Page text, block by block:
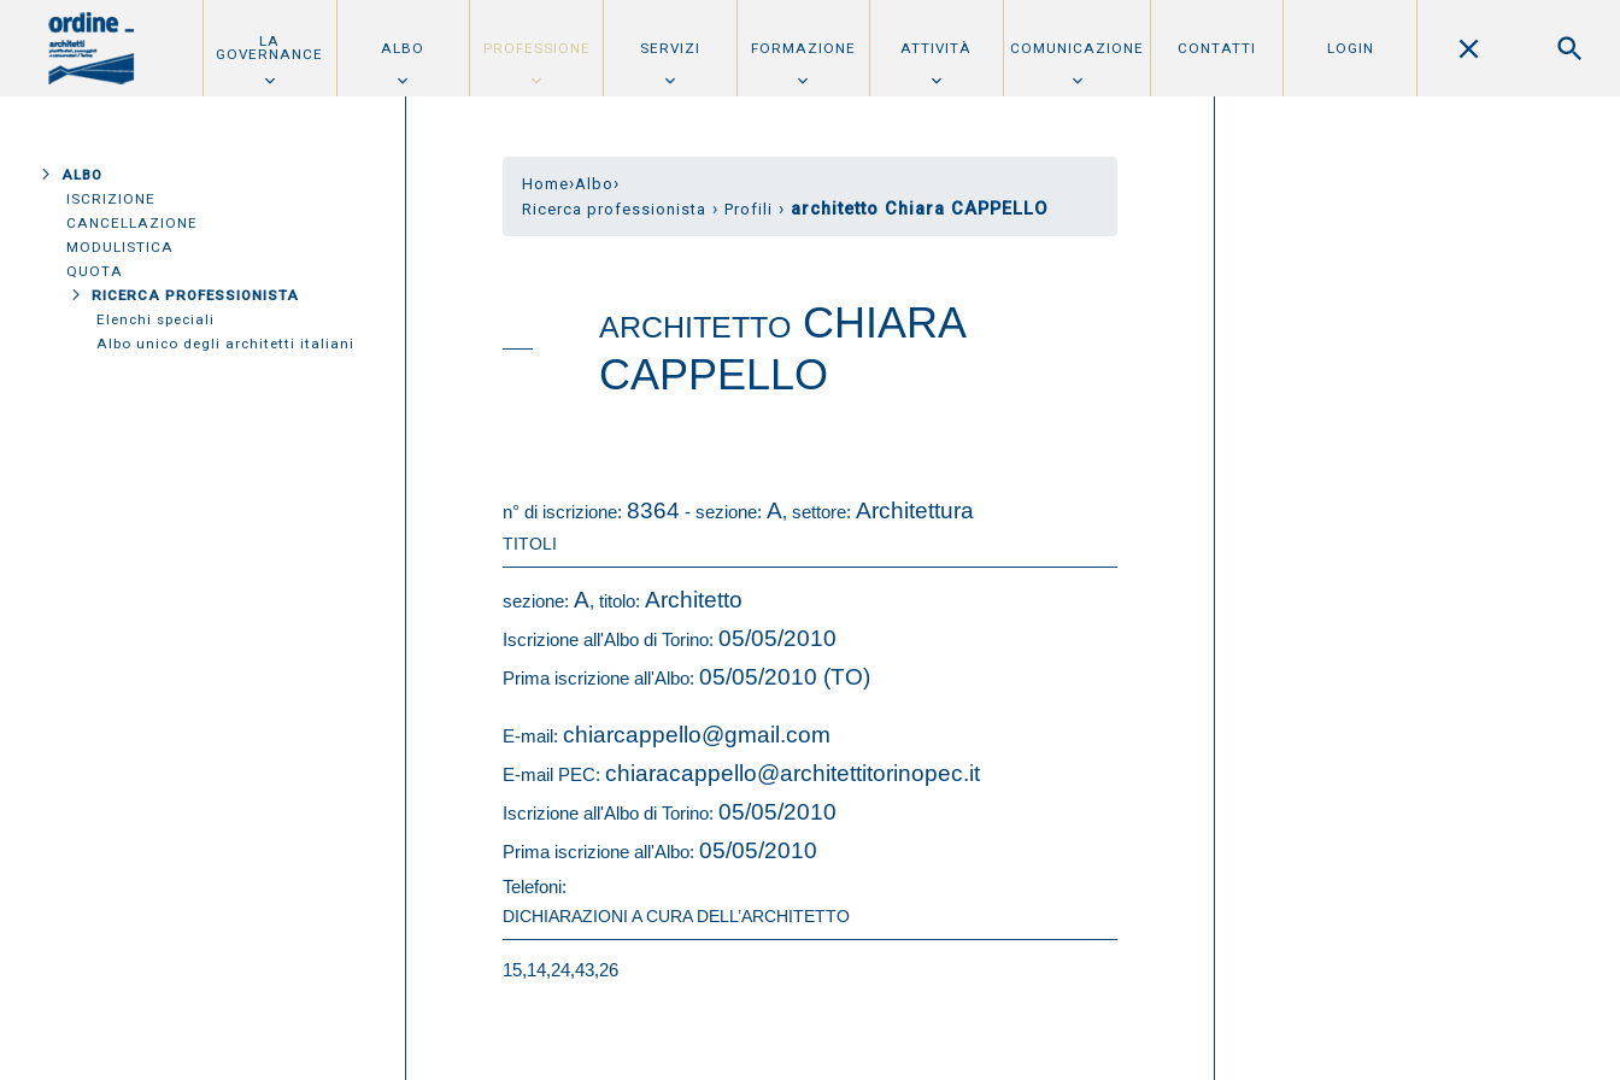
LA
GOVERNANCE ALBO PROFESSIONE SERVIZI FORMAZIONE ATTIVITÀ COMUNICAZIONE CONTATTI LOGIN
ALBO
ISCRIZIONE
CANCELLAZIONE
MODULISTICA
QUOTA
RICERCA PROFESSIONISTA
Elenchi speciali
Albo unico degli architetti italiani
Home›Albo›
Ricerca professionista › Profili › architetto Chiara CAPPELLO
ARCHITETTO CHIARA
CAPPELLO
n° di iscrizione: 8364 - sezione: A, settore: Architettura
TITOLI
sezione: A, titolo: Architetto
Iscrizione all'Albo di Torino: 05/05/2010
Prima iscrizione all'Albo: 05/05/2010 (TO)
E-mail: chiarcappello@gmail.com
E-mail PEC: chiaracappello@architettitorinopec.it
Iscrizione all'Albo di Torino: 05/05/2010
Prima iscrizione all'Albo: 05/05/2010
Telefoni:
DICHIARAZIONI A CURA DELL’ARCHITETTO
15,14,24,43,26